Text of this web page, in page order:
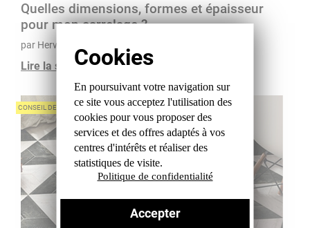
Quelles dimensions, formes et épaisseur
pour mon carrelage ?
par Hervé, Conseiller à Chartres - Lèves
Lire la suite
CONSEIL DE PRO N°4
En poursuivant votre navigation sur
ce sitevous acceptez l'utilisation des
cookiespour vous proposer des
services et des offresadaptés à vos
centres d'intérêts et réaliserdes
statistiques de visite.
Politique de confidentialité
Accepter